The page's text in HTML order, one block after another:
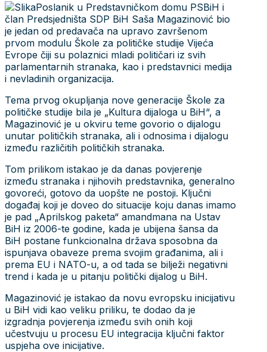
Poslanik u Predstavničkom domu PSBiH i
član Predsjedništa SDP BiH Saša Magazinović bio
je jedan od predavača na upravo završenom
prvom modulu Škole za političke studije Vijeća
Evrope čiji su polaznici mladi političari iz svih
parlamentarnih stranaka, kao i predstavnici medija
i nevladinih organizacija.
Tema prvog okupljanja nove generacije Škole za
političke studije bila je „Kultura dijaloga u BiH“, a
Magazinović je u okviru teme govorio o dijalogu
unutar političkih stranaka, ali i odnosima i dijalogu
između različitih političkih stranaka.
Tom prilikom istakao je da danas povjerenje
između stranaka i njihovih predstavnika, generalno
govoreći, gotovo da uopšte ne postoji. Ključni
događaj koji je doveo do situacije koju danas imamo
je pad „Aprilskog paketa“ amandmana na Ustav
BiH iz 2006-te godine, kada je ubijena šansa da
BiH postane funkcionalna država sposobna da
ispunjava obaveze prema svojim građanima, ali i
prema EU i NATO-u, a od tada se bilježi negativni
trend i kada je u pitanju politički dijalog u BiH.
Magazinović je istakao da novu evropsku inicijativu
u BiH vidi kao veliku priliku, te dodao da je
izgradnja povjerenja između svih onih koji
učestvuju u procesu EU integracija ključni faktor
uspjeha ove inicijative.